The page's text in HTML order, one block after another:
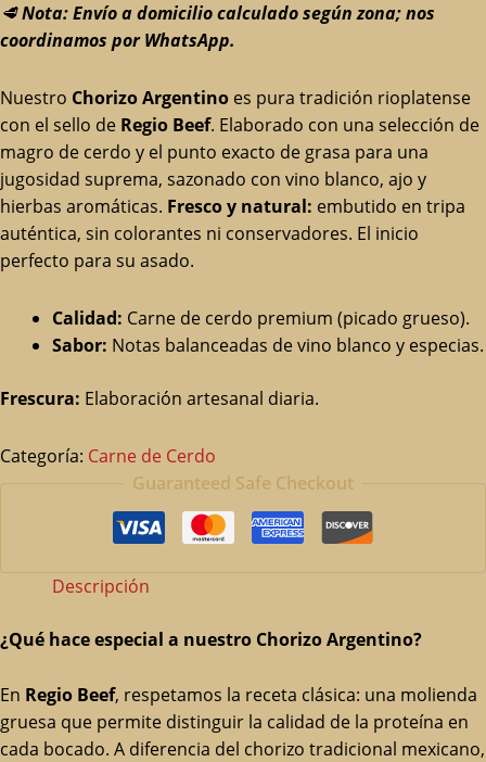
🥩Nota: Envío a domicilio calculado según zona; nos
coordinamos por WhatsApp.
Nuestro Chorizo Argentino es pura tradición rioplatense
con el sello de Regio Beef. Elaborado con una selección de
magro de cerdo y el punto exacto de grasa para una
jugosidad suprema, sazonado con vino blanco, ajo y
hierbas aromáticas. Fresco y natural: embutido en tripa
auténtica, sin colorantes ni conservadores. El inicio
perfecto para su asado.
Calidad: Carne de cerdo premium (picado grueso).
Sabor: Notas balanceadas de vino blanco y especias.
Frescura: Elaboración artesanal diaria.
Categoría: Carne de Cerdo
Guaranteed Safe Checkout
Descripción
¿Qué hace especial a nuestro Chorizo Argentino?
En Regio Beef, respetamos la receta clásica: una molienda
gruesa que permite distinguir la calidad de la proteína en
cada bocado. A diferencia del chorizo tradicional mexicano,